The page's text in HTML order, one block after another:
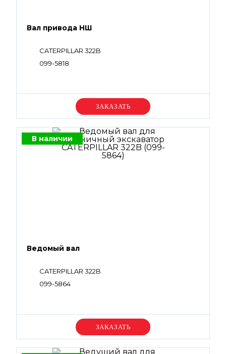
Вал привода НШ
CATERPILLAR 322B
099-5818
Уточняйте цену
В наличии
Ведомый вал
CATERPILLAR 322B
099-5864
Уточняйте цену